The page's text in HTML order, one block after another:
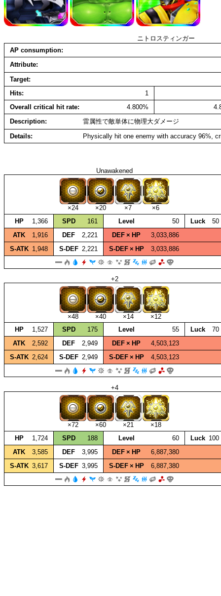
ニトロスティンガー
AP consumption
Attribute
Target
Hits
1
Overall critical hit rate
4.800%
Description
雷属性で敵単体に物理大ダメージ
Details
Physically hit one enemy with accuracy 96%,
Unawakened
×24 ×20 ×7
×6
HP
1,366 SPD 161 Level 50 Luck
50
ATK
1,916 DEF 2,221 DEF × HP
3,033,886
S‑ATK 1,948 S‑DEF 2,221 S‑DEF × HP 3,033,886
+2
×48 ×40 ×14
×12
HP
1,527 SPD 175 Level 55 Luck
70
ATK
2,592 DEF 2,949 DEF × HP
4,503,123
S‑ATK 2,624 S‑DEF 2,949 S‑DEF × HP 4,503,123
+4
×72 ×60 ×21
×18
HP
1,724 SPD 188 Level 60 Luck 100
ATK
3,585 DEF 3,995 DEF × HP
6,887,380
S‑ATK 3,617 S‑DEF 3,995 S‑DEF × HP 6,887,380